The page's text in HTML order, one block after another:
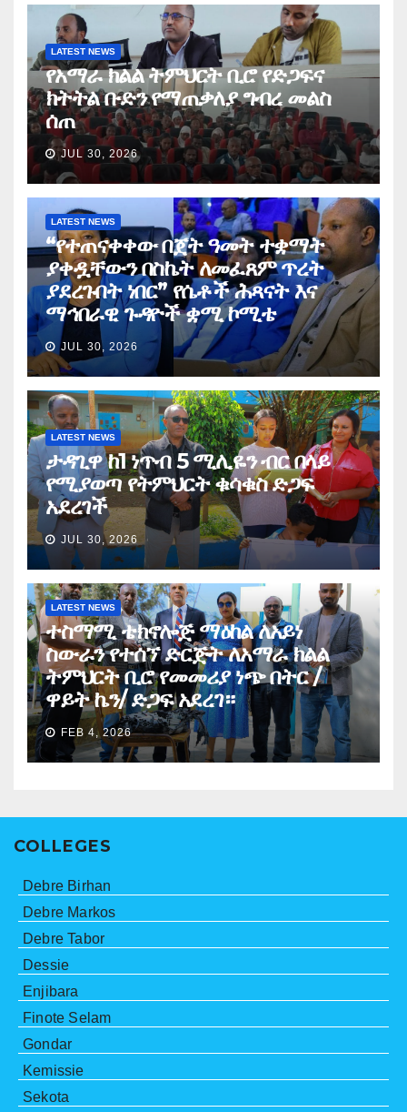
LATEST NEWS
የአማራ ክልል ትምህርት ቢሮ የድጋፍና
ክትትል ቡድን የማጠቃለያ ግብረ መልስ
ሰጠ
JUL 30, 2026
LATEST NEWS
“የተጠናቀቀው በጀት ዓመት ተቋማት
ያቀዷቸውን በስኬት ለመፈጸም ጥረት
ያደረጉበት ነበር” የሴቶች ሕጻናት እና
ማኅበራዊ ጉዳዮች ቋሚ ኮሚቴ
JUL 30, 2026
LATEST NEWS
ታዳጊዋ ከ1 ነጥብ 5 ሚሊዬን ብር በላይ
የሚያወጣ የትምህርት ቁሳቁስ ድጋፍ
አደረገች
JUL 30, 2026
LATEST NEWS
ተስማሚ ቴክኖሎጅ ማዕከል ለአይነ
ስውራን የተሰኘ ድርጅት ለአማራ ክልል
ትምህርት ቢሮ የመመሪያ ነጭ በትር /
ዋይት ኬን/ ድጋፍ አደረገ።
FEB 4, 2026
COLLEGES
Debre Birhan
Debre Markos
Debre Tabor
Dessie
Enjibara
Finote Selam
Gondar
Kemissie
Sekota